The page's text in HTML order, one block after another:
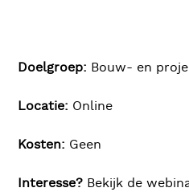
Doelgroep: Bouw- en
Locatie: Online
Kosten: Geen
Interesse? Bekijk de